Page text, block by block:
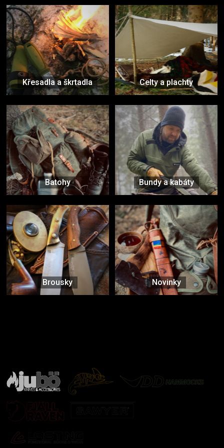
Křesadla a škrtadla Celty a plachty
Batohy Bundy a kabáty
Brousky Novinky